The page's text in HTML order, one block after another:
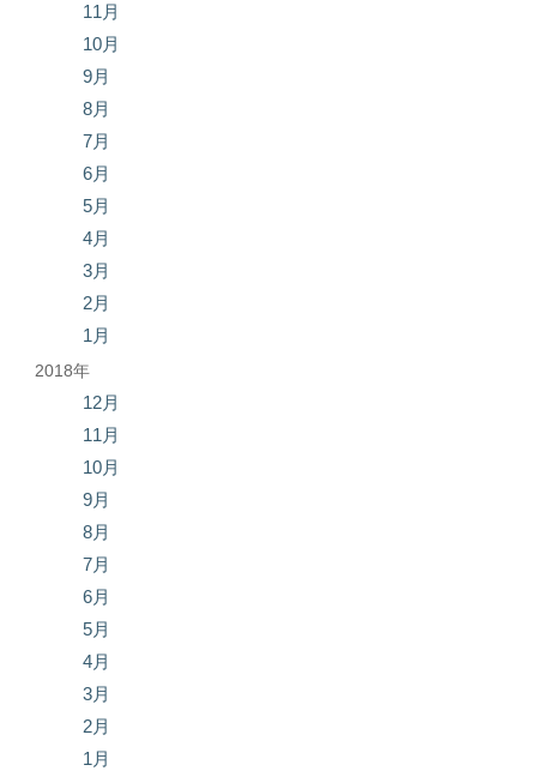
11月
10月
9月
8月
7月
6月
5月
4月
3月
2月
1月
2018年
12月
11月
10月
9月
8月
7月
6月
5月
4月
3月
2月
1月